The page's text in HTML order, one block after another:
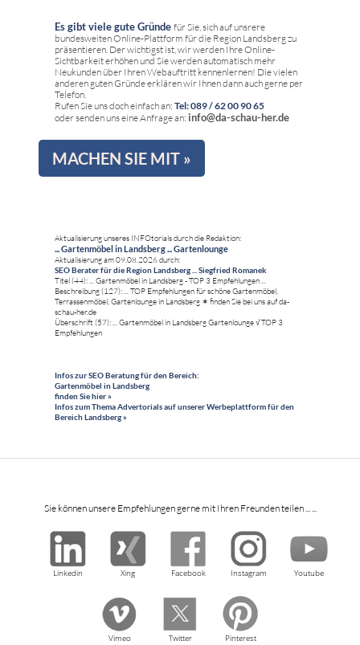
Es gibt viele gute Gründe für Sie, sich auf unsrere
bundesweiten Online-Plattform für die Region Landsberg zu
präsentieren. Der wichtigst ist, wir werden Ihre Online-
Sichtbarkeit erhöhen und Sie werden automatisch mehr
Neukunden über Ihren Webauftritt kennenlernen! Die vielen
anderen guten Gründe erklären wir Ihnen dann auch gerne per
Telefon.
Rufen Sie uns doch einfach an: Tel: 089 / 62 00 90 65
oder senden uns eine Anfrage an: info@da-schau-her.de
MACHEN SIE MIT »
Aktualisierung unseres INFOtorials durch die Redaktion:
... Gartenmöbel in Landsberg ... Gartenlounge
Aktualisierung am 09.08.2026 durch:
SEO Berater für die Region Landsberg ... Siegfried Romanek
Titel (44): ... Gartenmöbel in Landsberg - TOP 3 Empfehlungen ...
Beschreibung (127): ... TOP Empfehlungen für schöne Gartenmöbel,
Terrassenmöbel, Gartenlounge in Landsberg ✶ finden Sie bei uns auf da-
schau-her.de
Überschrift (57): ... Gartenmöbel in Landsberg Gartenlounge √ TOP 3
Empfehlungen
Infos zur SEO Beratung für den Bereich:
Gartenmöbel in Landsberg
finden Sie hier »
Infos zum Thema Advertorials auf unserer Werbeplattform für den
Bereich Landsberg »
Sie können unsere Empfehlungen gerne mit Ihren Freunden teilen ... ...
Linkedin Xing Facebook Instagram Youtube
Vimeo Twitter Pinterest